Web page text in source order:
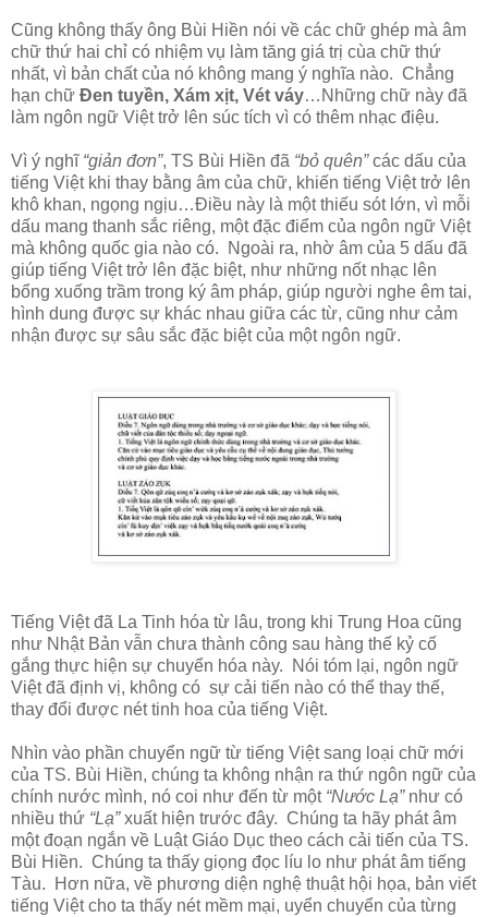
Cũng không thấy ông Bùi Hiền nói về các chữ ghép mà âm
chữ thứ hai chỉ có nhiệm vụ làm tăng giá trị cùa chữ thứ
nhất, vì bản chất của nó không mang ý nghĩa nào. Chẳng
hạn chữ Đen tuyền, Xám xịt, Vét váy…Những chữ này đã
làm ngôn ngữ Việt trở lên súc tích vì có thêm nhạc điệu.
Vì ý nghĩ “giản đơn”, TS Bùi Hiền đã “bỏ quên”các dấu của
tiếng Việt khi thay bằng âm của chữ, khiến tiếng Việt trở lên
khô khan, ngọng ngịu…Điều này là một thiếu sót lớn, vì mỗi
dấu mang thanh sắc riêng, một đặc điểm của ngôn ngữ Việt
mà không quốc gia nào có. Ngoài ra, nhờ âm của 5 dấu đã
giúp tiếng Việt trở lên đặc biệt, như những nốt nhạc lên
bổng xuống trầm trong ký âm pháp, giúp người nghe êm tai,
hình dung được sự khác nhau giữa các từ, cũng như cảm
nhận được sự sâu sắc đặc biệt của một ngôn ngữ.
Tiếng Việt đã La Tinh hóa từ lâu, trong khi Trung Hoa cũng
như Nhật Bản vẫn chưa thành công sau hàng thế kỷ cố
gắng thực hiện sự chuyển hóa này. Nói tóm lại, ngôn ngữ
Việt đã định vị, không có sự cải tiến nào có thể thay thế,
thay đổi được nét tinh hoa của tiếng Việt.
Nhìn vào phần chuyển ngữ từ tiếng Việt sang loại chữ mới
của TS. Bùi Hiền, chúng ta không nhận ra thứ ngôn ngữ của
chính nước mình, nó coi như đến từ một “Nước Lạ”như có
nhiều thứ “Lạ”xuất hiện trước đây. Chúng ta hãy phát âm
một đoạn ngắn về Luật Giáo Dục theo cách cải tiến của TS.
Bùi Hiền. Chúng ta thấy giọng đọc líu lo như phát âm tiếng
Tàu. Hơn nữa, về phương diện nghệ thuật hội họa, bản viết
tiếng Việt cho ta thấy nét mềm mại, uyển chuyển của từng